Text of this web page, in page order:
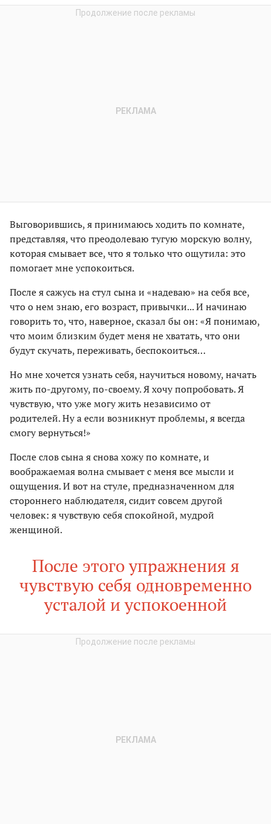
Выговорившись, я принимаюсь ходить по комнате,
представляя, что преодолеваю тугую морскую волну,
которая смывает все, что я только что ощутила: это
помогает мне успокоиться.
После я сажусь на стул сына и «надеваю» на себя все,
что о нем знаю, его возраст, привычки... И начинаю
говорить то, что, наверное, сказал бы он: «Я понимаю,
что моим близким будет меня не хватать, что они
будут скучать, переживать, беспокоиться…
Но мне хочется узнать себя, научиться новому, начать
жить по-другому, по-своему. Я хочу попробовать. Я
чувствую, что уже могу жить независимо от
родителей. Ну а если возникнут проблемы, я всегда
смогу вернуться!»
После слов сына я снова хожу по комнате, и
воображаемая волна смывает с меня все мысли и
ощущения. И вот на стуле, предназначенном для
стороннего наблюдателя, сидит совсем другой
человек: я чувствую себя спокойной, мудрой
женщиной.
После этого упражнения я
чувствую себя одновременно
усталой и успокоенной